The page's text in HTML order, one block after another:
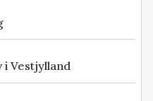
i Vestjylland